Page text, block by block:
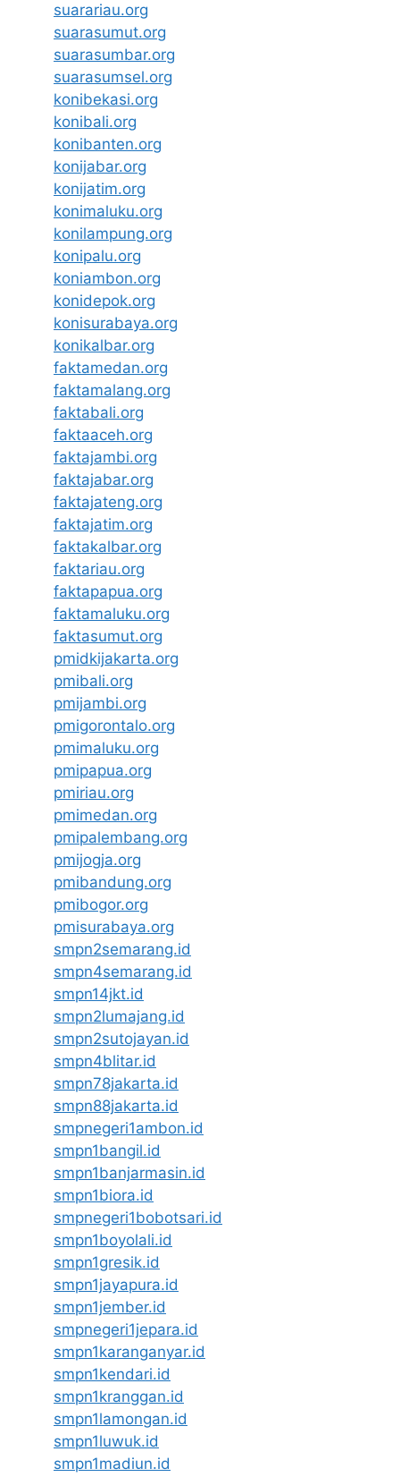
suarariau.org
suarasumut.org
suarasumbar.org
suarasumsel.org
konibekasi.org
konibali.org
konibanten.org
konijabar.org
konijatim.org
konimaluku.org
konilampung.org
konipalu.org
koniambon.org
konidepok.org
konisurabaya.org
konikalbar.org
faktamedan.org
faktamalang.org
faktabali.org
faktaaceh.org
faktajambi.org
faktajabar.org
faktajateng.org
faktajatim.org
faktakalbar.org
faktariau.org
faktapapua.org
faktamaluku.org
faktasumut.org
pmidkijakarta.org
pmibali.org
pmijambi.org
pmigorontalo.org
pmimaluku.org
pmipapua.org
pmiriau.org
pmimedan.org
pmipalembang.org
pmijogja.org
pmibandung.org
pmibogor.org
pmisurabaya.org
smpn2semarang.id
smpn4semarang.id
smpn14jkt.id
smpn2lumajang.id
smpn2sutojayan.id
smpn4blitar.id
smpn78jakarta.id
smpn88jakarta.id
smpnegeri1ambon.id
smpn1bangil.id
smpn1banjarmasin.id
smpn1biora.id
smpnegeri1bobotsari.id
smpn1boyolali.id
smpn1gresik.id
smpn1jayapura.id
smpn1jember.id
smpnegeri1jepara.id
smpn1karanganyar.id
smpn1kendari.id
smpn1kranggan.id
smpn1lamongan.id
smpn1luwuk.id
smpn1madiun.id